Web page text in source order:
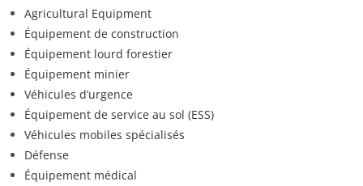
Agricultural Equipment
Équipement de construction
Équipement lourd forestier
Équipement minier
Véhicules d’urgence
Équipement de service au sol (ESS)
Véhicules mobiles spécialisés
Défense
Équipement médical